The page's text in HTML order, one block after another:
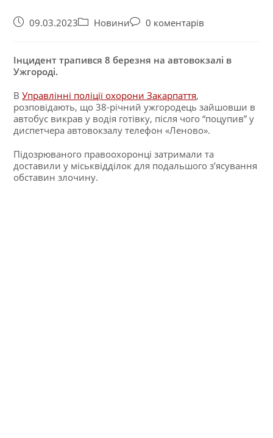
09.03.2023 Новини 0 коментарів
Інцидент трапився 8 березня на автовокзалі в
Ужгороді.
ВУправлінні поліції охорони Закарпаття,
розповідають, що 38-річний ужгородець зайшовши в
автобус викрав у водія готівку, після чого “поцупив” у
диспетчера автовокзалу телефон «Леново».
Підозрюваного правоохоронці затримали та
доставили у міськвідділок для подальшого з’ясування
обставин злочину.